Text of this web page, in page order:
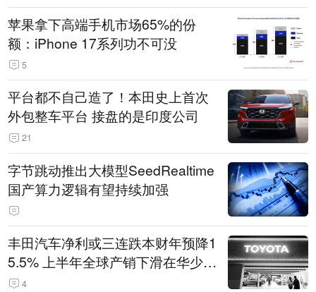
苹果拿下高端手机市场65%的份
额：iPhone 17系列功不可没
5
平台都不自己造了！本田史上首次
外包整车平台 接盘的是印度公司
21
字节跳动推出大模型SeedRealtime
国产算力逻辑有望持续加强
丰田汽车净利或三连跌本财年预降1
5.5% 上半年全球产销下滑在华少卖
14.3万辆
4